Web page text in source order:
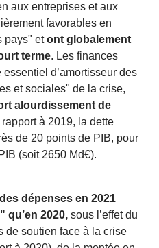
aux entreprises et aux
favorables en
pays" etont globalement
terme. Les finances
d’amortisseur des
et sociales" de la crise,
alourdissement de
rapport à 2019, la dette
de 20 points de PIB, pour
(soit 2650 Md€).
dépenses en 2021
qu’en 2020, sous l’effet du
de soutien face à la crise